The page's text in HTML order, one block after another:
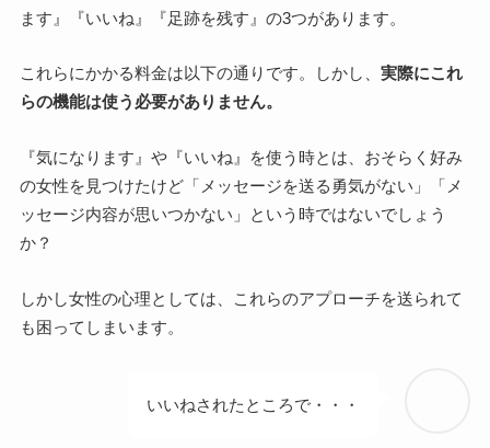
ます』『いいね』『足跡を残す』の3つがあります。
これらにかかる料金は以下の通りです。しかし、 実際にこれ
らの機能は使う必要がありません。
『気になります』や『いいね』を使う時とは、おそらく好み
の女性を見つけたけど「メッセージを送る勇気がない」「メ
ッセージ内容が思いつかない」という時ではないでしょう
か？
しかし女性の心理としては、これらのアプローチを送られて
も困ってしまいます。
いいねされたところで・・・